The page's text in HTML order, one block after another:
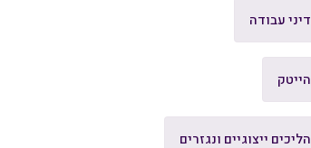
דיני עבודה
הייטק
הליכים ייצוגיים ונגזרים